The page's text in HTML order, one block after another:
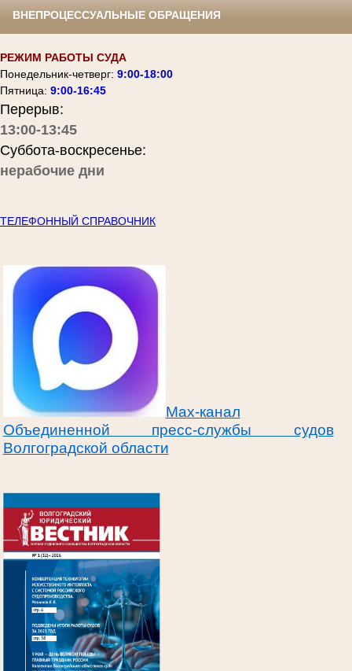
ВНЕПРОЦЕССУАЛЬНЫЕ ОБРАЩЕНИЯ
РЕЖИМ РАБОТЫ СУДА
Понедельник-четверг: 9:00-18:00
Пятница: 9:00-16:45
Перерыв:
13:00-13:45
Суббота-воскресенье:
нерабочие дни
ТЕЛЕФОННЫЙ СПРАВОЧНИК
Max-канал
Объединенной пресс-службы судов
Волгоградской области